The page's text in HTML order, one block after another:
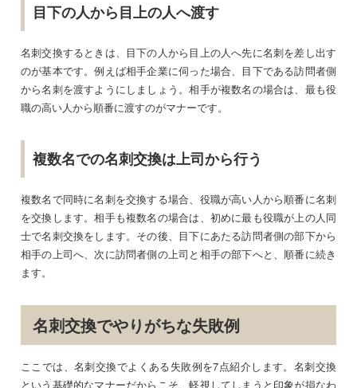
目下の人から目上の人へ渡す
名刺交換するときは、目下の人から目上の人へ先に名刺を差し出す
のが基本です。例えば相手企業に伺った場合、目下である訪問者側
から名刺を渡すようにしましょう。相手が複数名の場合は、最も役
職の高い人から順番に渡すのがマナーです。
複数名での名刺交換は上司から行う
複数名で同時に名刺を交換する場合、役職が高い人から順番に名刺
を交換します。相手も複数名の場合は、初めに最も役職が上の人同
士で名刺交換をします。その後、目下にあたる訪問者側の部下から
相手の上司へ、次に訪問者側の上司と相手の部下へと、順番に続き
ます。
名刺交換でやりがちな失敗例
ここでは、名刺交換でよくある失敗例を7点紹介します。名刺交換
という基礎的なマナーだからこそ、軽視してしまうと印象が損なわ